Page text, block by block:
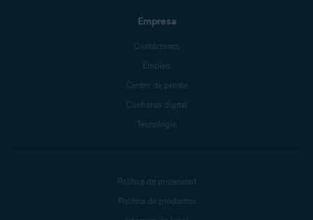
Empresa
Contáctenos
Empleo
Centro de prensa
Confianza digital
Tecnología
Política de privacidad
Política de productos